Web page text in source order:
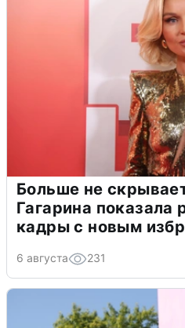
Больше не
Гагарина показала
кадры с новым
6 августа 231